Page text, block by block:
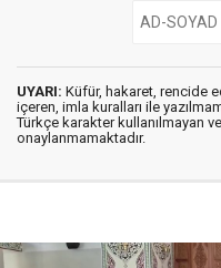
UYARI: Küfür, hakaret, rencide
içeren, imla kuralları ile
Türkçe karakter kullanılmayan
onaylanmamaktadır.